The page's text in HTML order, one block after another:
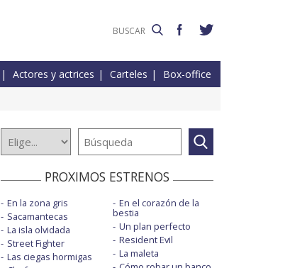
Actores y actrices Carteles Box-office
PROXIMOS ESTRENOS
En la zona gris
Sacamantecas
La isla olvidada
Street Fighter
Las ciegas hormigas
En el corazón de la
bestia
Un plan perfecto
Resident Evil
La maleta